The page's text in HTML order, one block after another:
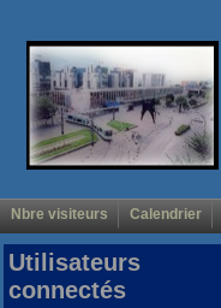
Nbre visiteurs Calendrier
Utilisateurs
connectés